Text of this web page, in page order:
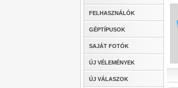
FELHASZNÁLÓK
GÉPTÍPUSOK
SAJÁT FOTÓK
ÚJ VÉLEMÉNYEK
ÚJ VÁLASZOK